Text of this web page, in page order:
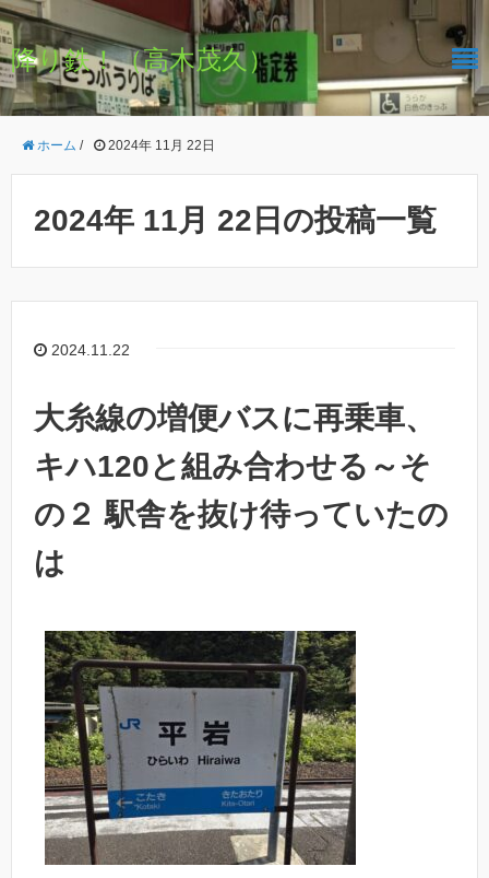
降り鉄！（高木茂久）
ホーム / 2024年 11月 22日
2024年 11月 22日の投稿一覧
2024.11.22
大糸線の増便バスに再乗車、
キハ120と組み合わせる～そ
の２ 駅舎を抜け待っていたの
は